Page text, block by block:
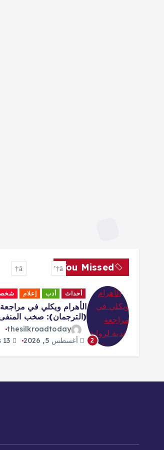
You Missed
2
أحداث أدب إعلام
الأهرام ويكلي في مراجعة
(الترجمان): صخب
thesilkroadtoday
أغسطس 5, 2026